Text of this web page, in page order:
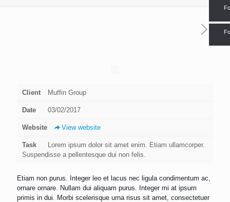
Client Muffin Group
Date 03/02/2017
Website View website
Task
Lorem ipsum dolor sit amet enim. Etiam ullamcorper.
Suspendisse a pellentesque dui non felis.
Etiam non purus. Integer leo et lacus nec ligula condimentum ac,
ornare ornare. Nullam dui aliquam purus. Integer mi at ipsum
primis in dui. Morbi scelerisque urna risus sit amet, consectetuer